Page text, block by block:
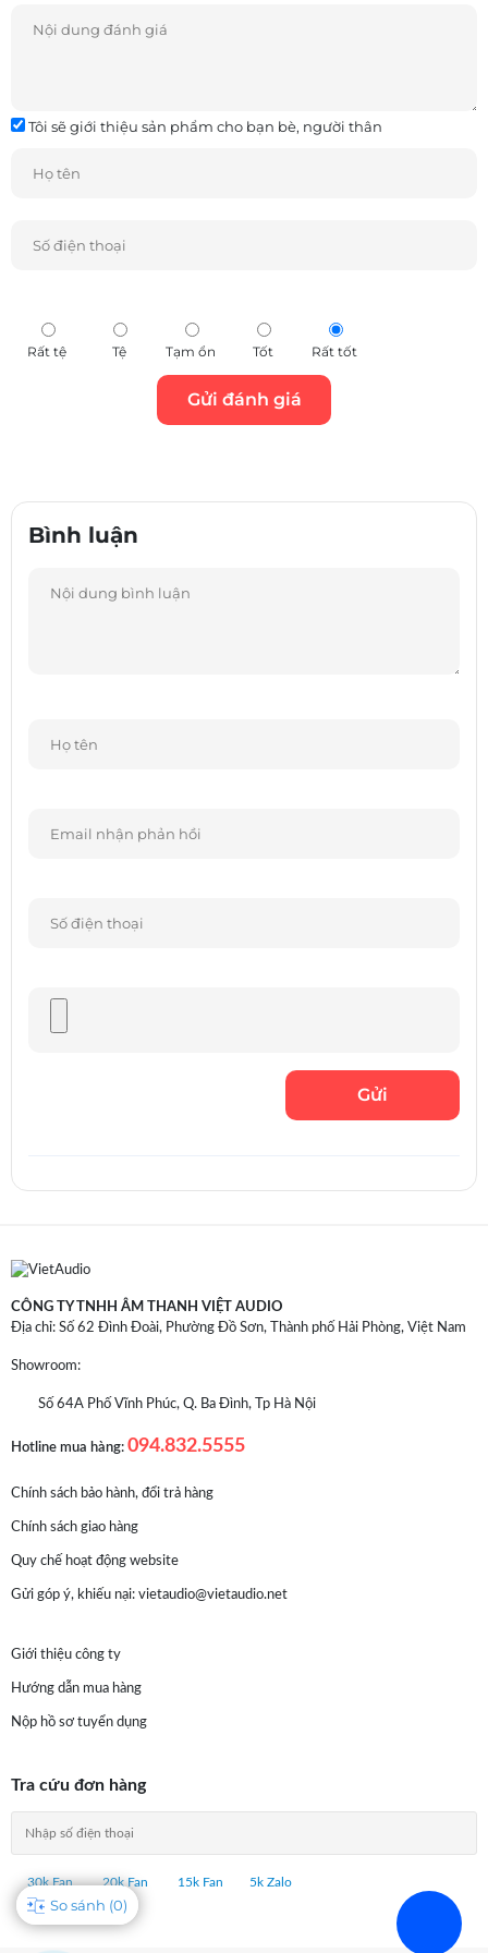
Giữ tai nghe an toàn và không mất dáng nhờ bao đựng.
Tôi sẽ giới thiệu sản phẩm cho bạn bè, người thân
Rất tệ Tệ Tạm ổn Tốt Rất tốt
Bình luận
So sánh (0)
CÔNG TY TNHH ÂM THANH VIỆT AUDIO
Địa chỉ: Số 62 Đình Đoài, Phường Đồ Sơn, Thành phố Hải Phòng, Việt Nam
Showroom:
Số 64A Phố Vĩnh Phúc, Q. Ba Đình, Tp Hà Nội
Hotline mua hàng: 094.832.5555
Chính sách bảo hành, đổi trả hàng
Chính sách giao hàng
Quy chế hoạt động website
Gửi góp ý, khiếu nại: vietaudio@vietaudio.net
Giới thiệu công ty
Hướng dẫn mua hàng
Nộp hồ sơ tuyển dụng
Tra cứu đơn hàng
30k Fan 20k Fan 15k Fan 5k Zalo